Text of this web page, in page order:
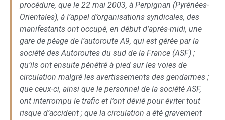
procédure, que le 22 mai 2003, à Perpignan (Pyrénées-
Orientales), à l’appel d’organisations syndicales, des
manifestants ont occupé, en début d’après-midi, une
gare de péage de l’autoroute A9, qui est gérée par la
société des Autoroutes du sud de la France (ASF) ;
qu’ils ont ensuite pénétré à pied sur les voies de
circulation malgré les avertissements des gendarmes ;
que ceux-ci, ainsi que le personnel de la société ASF,
ont interrompu le trafic et l’ont dévié pour éviter tout
risque d’accident ; que la circulation a été gravement